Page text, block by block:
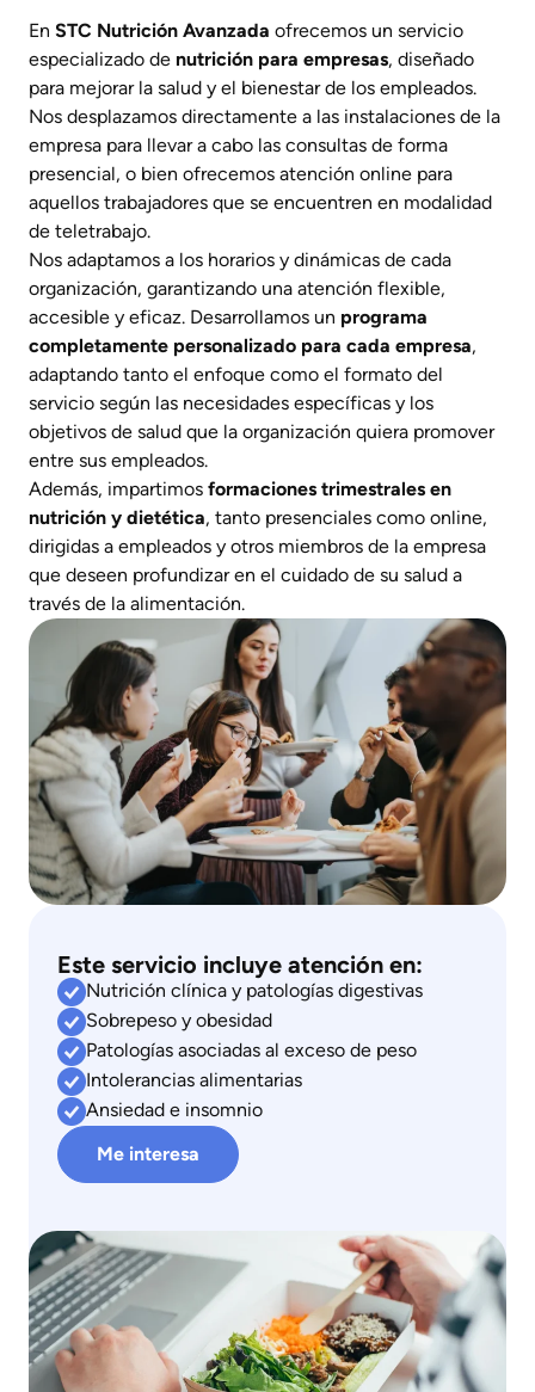
En STC Nutrición Avanzada ofrecemos un servicio
especializado de nutrición para empresas, diseñado
para mejorar la salud y el bienestar de los empleados.
Nos desplazamos directamente a las instalaciones de la
empresa para llevar a cabo las consultas de forma
presencial, o bien ofrecemos atención online para
aquellos trabajadores que se encuentren en modalidad
de teletrabajo.
Nos adaptamos a los horarios y dinámicas de cada
organización, garantizando una atención flexible,
accesible y eficaz. Desarrollamos un programa
completamente personalizado para cada empresa,
adaptando tanto el enfoque como el formato del
servicio según las necesidades específicas y los
objetivos de salud que la organización quiera promover
entre sus empleados.
Además, impartimos formaciones trimestrales en
nutrición y dietética, tanto presenciales como online,
dirigidas a empleados y otros miembros de la empresa
que deseen profundizar en el cuidado de su salud a
través de la alimentación.
Este servicio incluye atención en:
Nutrición clínica y patologías digestivas
Sobrepeso y obesidad
Patologías asociadas al exceso de peso
Intolerancias alimentarias
Ansiedad e insomnio
Me interesa